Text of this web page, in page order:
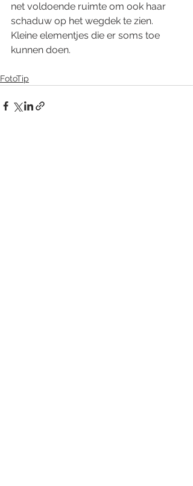
net voldoende ruimte om ook haar
schaduw op het wegdek te zien.
Kleine elementjes die er soms toe
kunnen doen.
FotoTip